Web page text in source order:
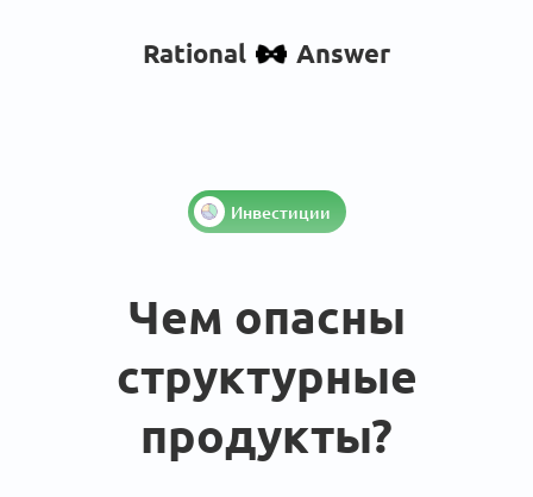
Rational Answer
Инвестиции
Чем опасны
структурные
продукты?